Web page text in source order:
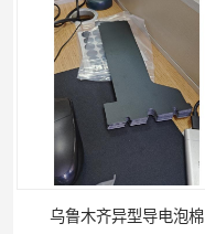
乌鲁木齐异型导电泡棉